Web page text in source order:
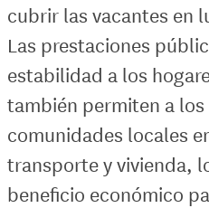
cubrir las vacantes en
Las prestaciones
estabilidad a los
también permiten a
comunidades locales
transporte y vivienda,
beneficio económico